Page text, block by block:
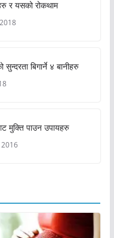
र यसको रोकथाम
बिगार्ने ४ बानीहरु
मुक्ति पाउन उपायहरु